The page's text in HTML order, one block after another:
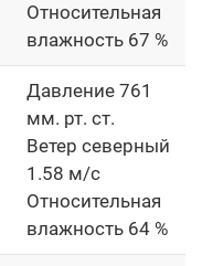
Относительная
влажность 67 %
Давление 761
мм. рт. ст.
Ветер северный
1.58 м/с
Относительная
влажность 64 %